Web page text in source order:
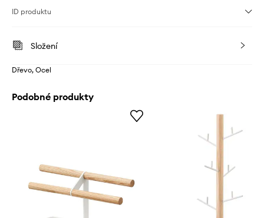
ID produktu
Složení
Dřevo, Ocel
Podobné produkty